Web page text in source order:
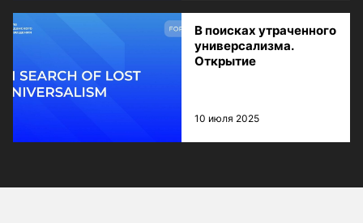
В поисках утраченного
универсализма.
Открытие
10 июля 2025